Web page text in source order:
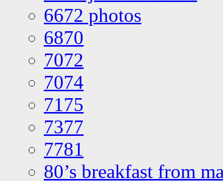
6672 photos
6870
7072
7074
7175
7377
7781
80’s breakfast from